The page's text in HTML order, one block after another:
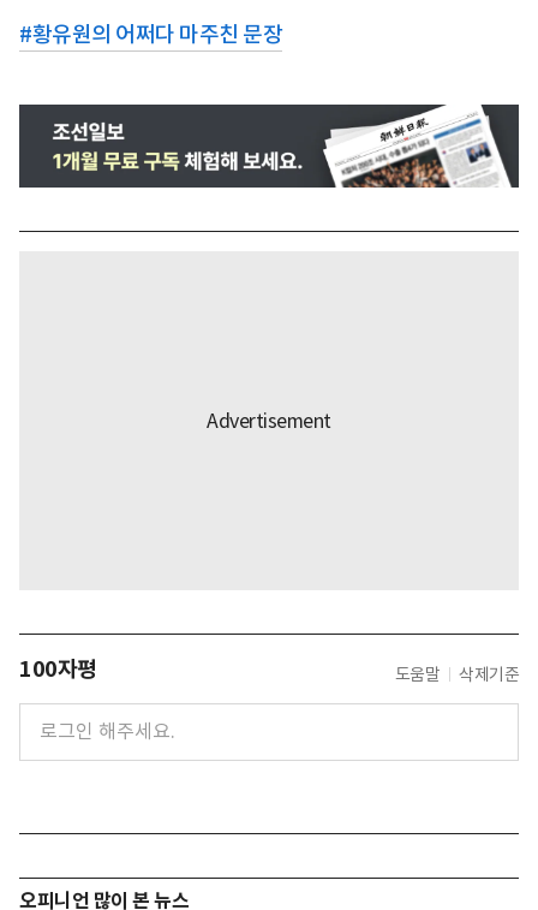
#황유원의 어쩌다 마주친 문장
100자평 도움말 삭제기준
오피니언 많이 본 뉴스